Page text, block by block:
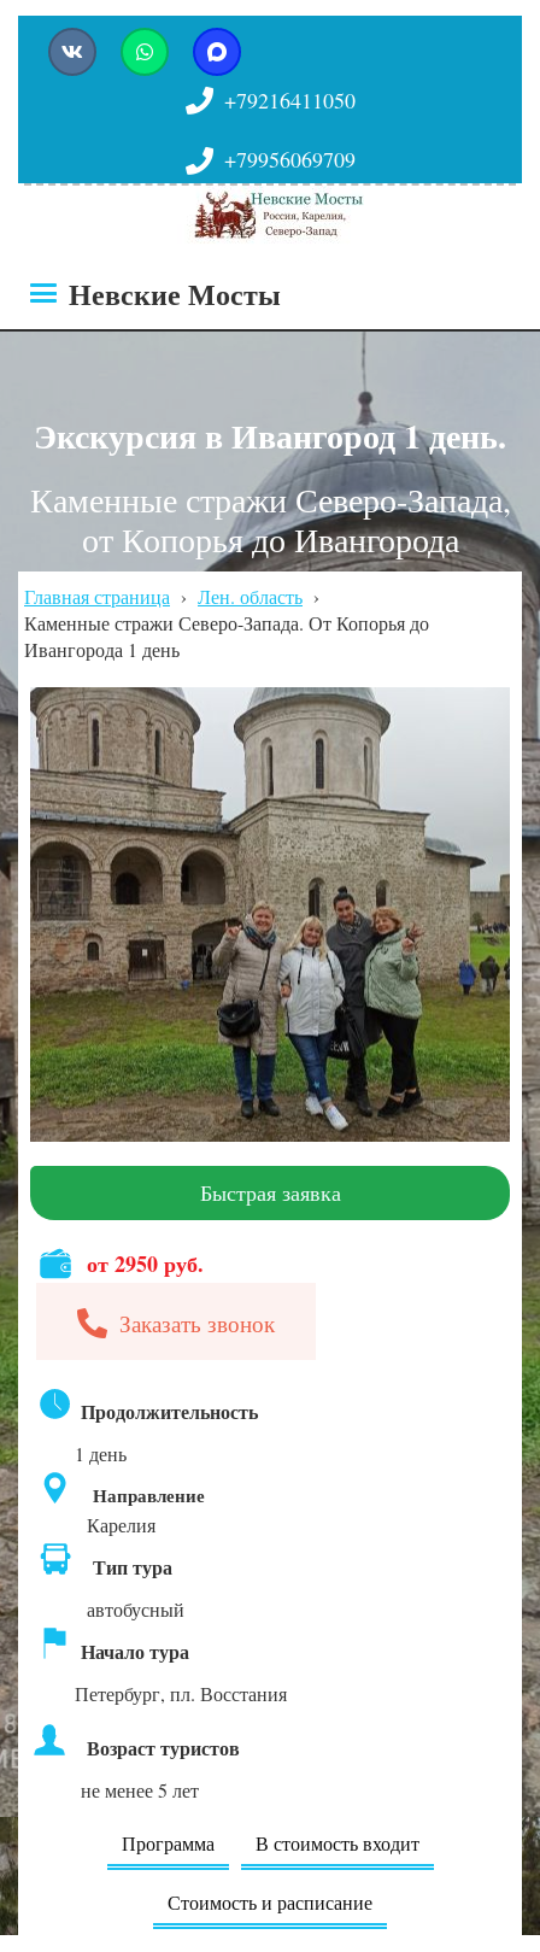
+79216411050
+79956069709
Невские Мосты
Экскурсия в Ивангород 1 день.
Каменные стражи Северо-Запада,
от Копорья до Ивангорода
Главная страница › Лен. область ›
Каменные стражи Северо-Запада. От Копорья до
Ивангорода 1 день
Быстрая заявка
от 2950 руб.
Заказать звонок
Продолжительность
1 день
Направление
Карелия
Тип тура
автобусный
Начало тура
Петербург, пл. Восстания
Возраст туристов
не менее 5 лет
Программа В стоимость входит
Стоимость и расписание